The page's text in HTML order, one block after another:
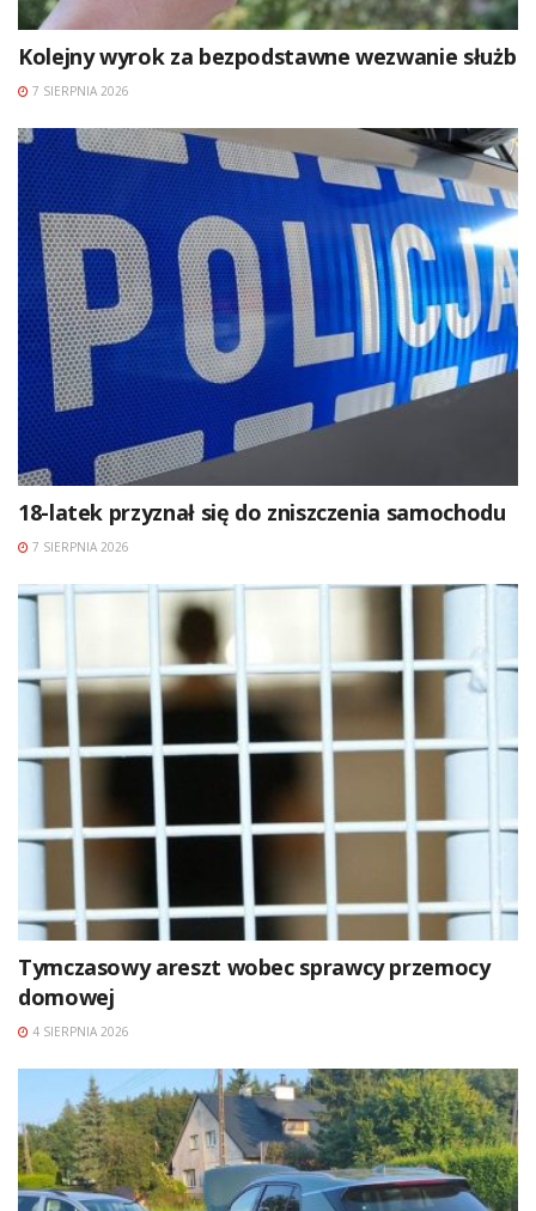
Kolejny wyrok za bezpodstawne wezwanie służb
7 SIERPNIA 2026
18-latek przyznał się do zniszczenia samochodu
7 SIERPNIA 2026
Tymczasowy areszt wobec sprawcy przemocy
domowej
4 SIERPNIA 2026